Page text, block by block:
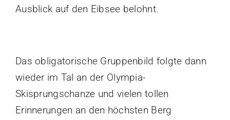
Ausblick auf den Eibsee belohnt.
Das obligatorische Gruppenbild folgte dann
wieder im Tal an der Olympia-
Skisprungschanze und vielen tollen
Erinnerungen an den höchsten Berg